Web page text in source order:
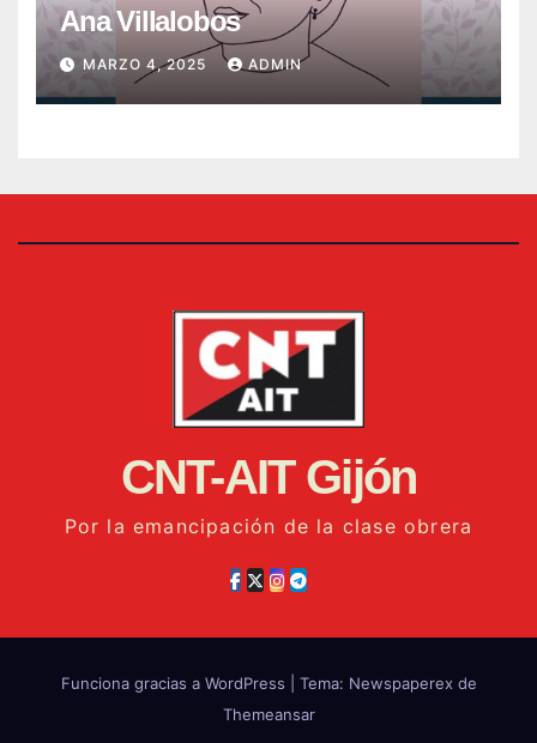
Ana Villalobos
MARZO 4, 2025 ADMIN
CNT-AIT Gijón
Por la emancipación de la clase obrera
Funciona gracias a WordPress
Tema: Newspaperex de
Themeansar